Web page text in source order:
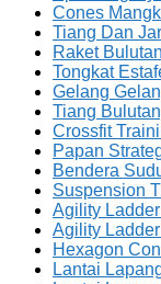
Cones
Tiang Dan
Raket
Tongkat
Gelang
Tiang
Crossfit
Papan
Bendera
Suspension
Agility
Agility
Hexagon
Lantai